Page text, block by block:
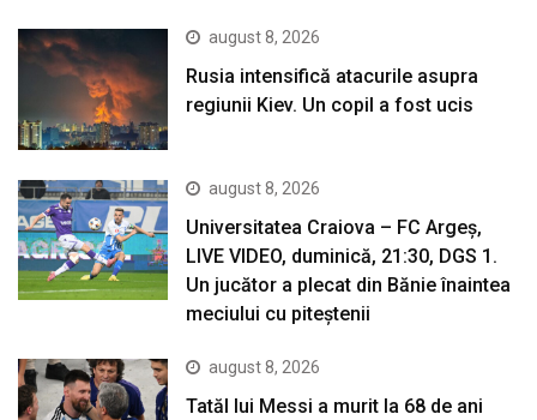
august 8, 2026
Rusia intensifică atacurile asupra
regiunii Kiev. Un copil a fost ucis
august 8, 2026
Universitatea Craiova – FC Argeș,
LIVE VIDEO, duminică, 21:30, DGS 1.
Un jucător a plecat din Bănie înaintea
meciului cu piteștenii
august 8, 2026
Tatăl lui Messi a murit la 68 de ani